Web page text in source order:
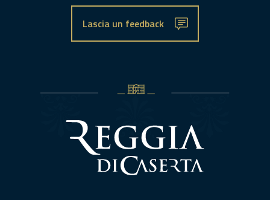
Lascia un feedback